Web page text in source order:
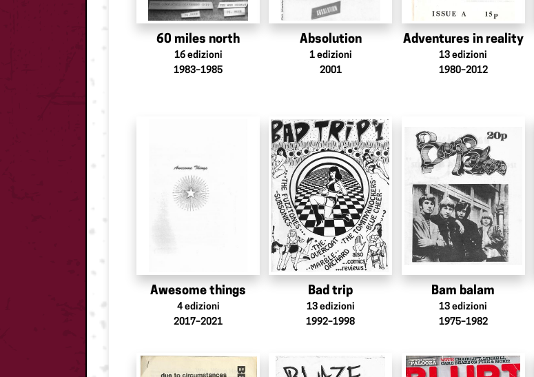
60 miles north
16 edizioni
1983–1985
Absolution
1 edizioni
2001
Adventures in reality
13 edizioni
1980–2012
Awesome things
4 edizioni
2017–2021
Bad trip
13 edizioni
1992–1998
Bam balam
13 edizioni
1975–1982